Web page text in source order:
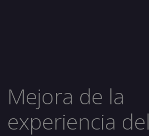
Mejora de la
experiencia del